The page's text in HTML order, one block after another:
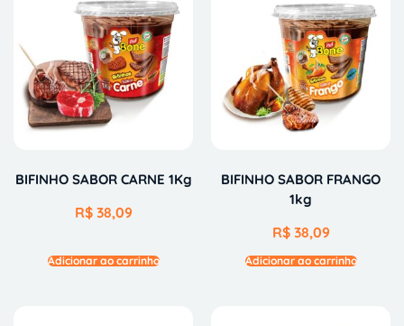
BIFINHO SABOR CARNE 1Kg
R$38,09
Adicionar ao carrinho
BIFINHO SABOR FRANGO
1kg
R$38,09
Adicionar ao carrinho